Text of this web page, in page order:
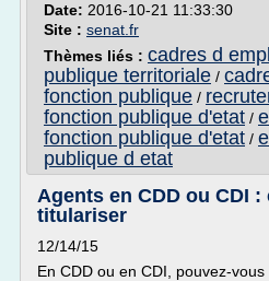
Date: 2016-10-21 11:33:30
Site : senat.fr
Thèmes liés : cadres d
publique territoriale /
fonction publique /
fonction publique d'etat /
fonction publique d'etat /
publique d etat
Agents en CDD ou CDI
titulariser
12/14/15
En CDD ou en CDI, pouvez-